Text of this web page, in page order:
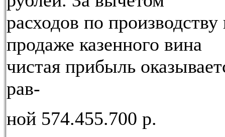
расходов по производству
продаже казенного вина
чистая прибыль
рав-
ной 574.455.700 р.